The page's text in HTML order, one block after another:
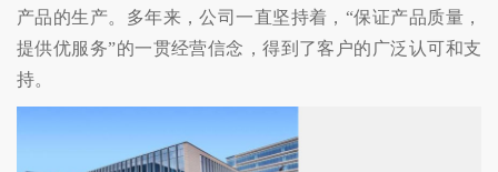
产品的生产。多年来，公司一直坚持着，“保证产品质量，
提供优服务”的一贯经营信念，得到了客户的广泛认可和支
持。